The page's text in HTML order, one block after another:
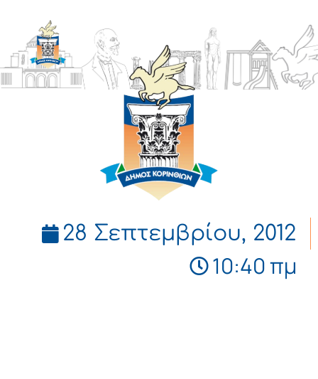
ΔΗΜΟΣ
ΚΟΡΙΝΘΙΩΝ
28 Σεπτεμβρίου, 2012
10:40 πμ